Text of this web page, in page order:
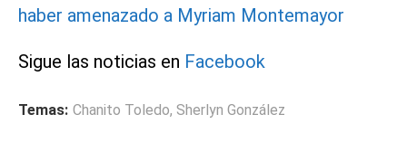
haber amenazado a Myriam Montemayor
Sigue las noticias en Facebook
Temas: Chanito Toledo, Sherlyn González